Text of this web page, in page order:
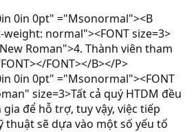
0in 0pt" ="Msonormal"><B
normal"><FONT size=3>
Roman">4. Thành viên tham
FONT></B></P>
0in 0pt" ="Msonormal"><FONT
size=3>Tất cả quý HTDM đều
để hỗ trợ, tuy vậy, việc tiếp
thuật sẽ dựa vào một số yếu tố